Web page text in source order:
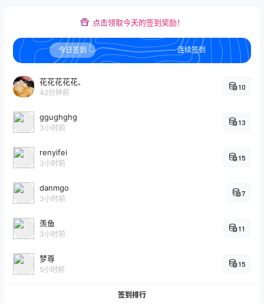
点击领取今天的签到奖励！
今日签到 连续签到
花花花花花、
42分钟前
10
ggughghg
3小时前
13
renyifei
3小时前
15
danmgo
3小时前
7
羡鱼
3小时前
11
梦尊
5小时前
15
签到排行